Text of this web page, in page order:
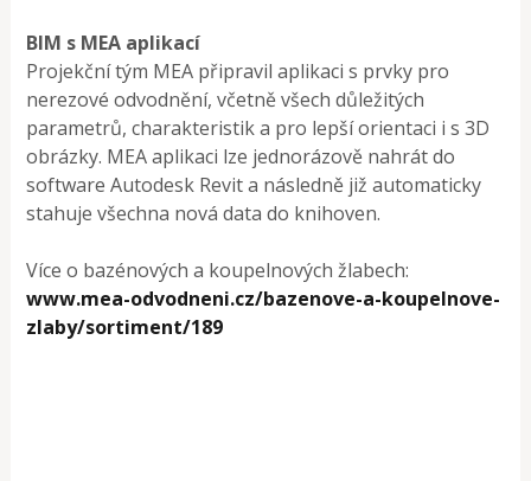
BIM s MEA aplikací
Projekční tým MEA připravil aplikaci s prvky pro
nerezové odvodnění, včetně všech důležitých
parametrů, charakteristik a pro lepší orientaci i s 3D
obrázky. MEA aplikaci lze jednorázově nahrát do
software Autodesk Revit a následně již automaticky
stahuje všechna nová data do knihoven.
Více o bazénových a koupelnových žlabech:
www.mea-odvodneni.cz/bazenove-a-koupelnove-
zlaby/sortiment/189